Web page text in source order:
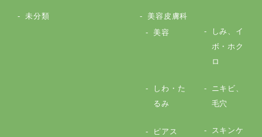
未分類
美容皮膚科
美容
しみ、イ
ボ・ホク
ロ
しわ・た
るみ
ニキビ、
毛穴
ピアス
スキンケ